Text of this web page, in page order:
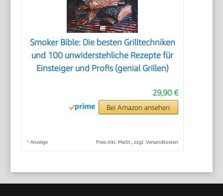
Smoker Bible: Die besten Grilltechniken
und 100 unwiderstehliche Rezepte für
Einsteiger und Profis (genial Grillen)
29,90 €
Bei Amazon ansehen
* Anzeige Preis inkl. MwSt., zzgl. Versandkosten